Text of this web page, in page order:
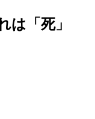
は「死」